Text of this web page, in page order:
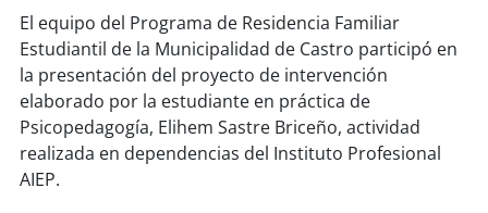
soy antofagasta
soycopiapó
soyvalparaíso
soy
El equipo del Programa de Residencia Familiar
Estudiantil de la Municipalidad de Castro participó en
la presentación del proyecto de intervención
elaborado por la estudiante en práctica de
Psicopedagogía, Elihem Sastre Briceño, actividad
realizada en dependencias del Instituto Profesional
AIEP.